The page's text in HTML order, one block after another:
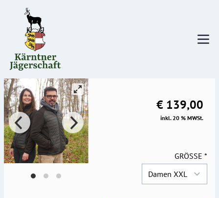
€ 139,00
inkl. 20 % MWSt.
GRÖSSE